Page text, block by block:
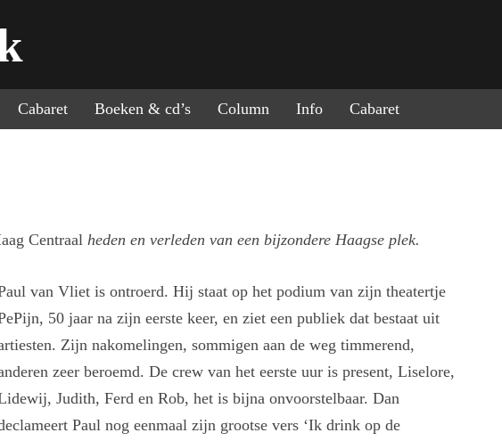
Cabaret Boeken & cd’s Column Info Cabaret
Centraalheden en verleden van een bijzondere Haagse plek.
van Vliet is ontroerd. Hij staat op het podium van zijn theatertje
50 jaar na zijn eerste keer, en ziet een publiek dat bestaat uit
Zijn nakomelingen, sommigen aan de weg timmerend,
zeer beroemd. De crew van het eerste uur is present, Liselore,
Judith, Ferd en Rob, het is bijna onvoorstelbaar. Dan
Paul nog eenmaal zijn grootse vers ‘Ik drink op de